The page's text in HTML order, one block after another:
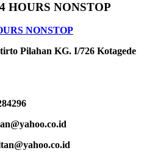
HOURS NONSTOP
NONSTOP
Pilahan KG. I/726 Kotagede